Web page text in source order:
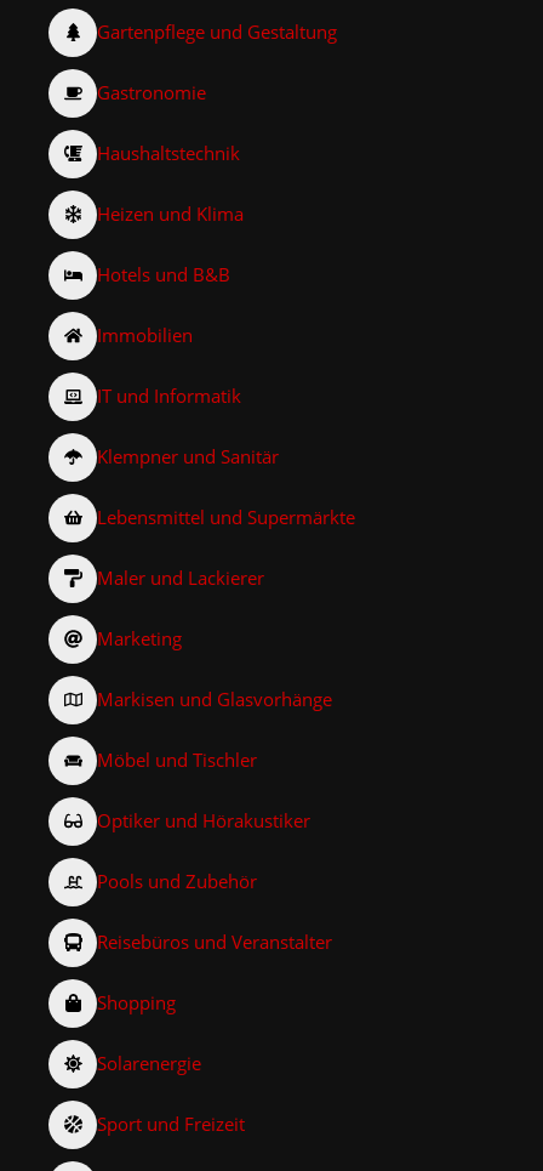
Gartenpflege und Gestaltung
Gastronomie
Haushaltstechnik
Heizen und Klima
Hotels und B&B
Immobilien
IT und Informatik
Klempner und Sanitär
Lebensmittel und Supermärkte
Maler und Lackierer
Marketing
Markisen und Glasvorhänge
Möbel und Tischler
Optiker und Hörakustiker
Pools und Zubehör
Reisebüros und Veranstalter
Shopping
Solarenergie
Sport und Freizeit